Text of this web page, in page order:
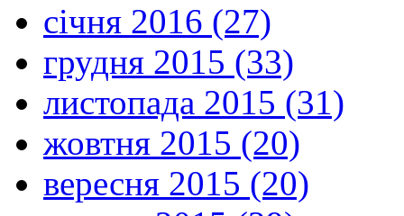
січня 2016 (27)
грудня 2015 (33)
листопада 2015 (31)
жовтня 2015 (20)
вересня 2015 (20)